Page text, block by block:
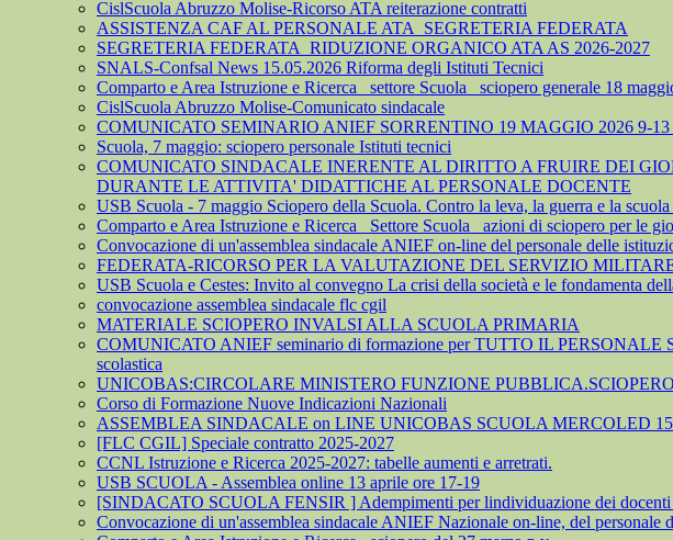
CislScuola Abruzzo Molise-Ricorso ATA reiterazione contratti
ASSISTENZA CAF AL PERSONALE ATA_SEGRETERIA FEDERATA
SEGRETERIA FEDERATA_RIDUZIONE ORGANICO ATA AS 2026-2027
SNALS-Confsal News 15.05.2026 Riforma degli Istituti Tecnici
Comparto e Area Istruzione e Ricerca_ settore Scuola_ sciopero generale 18
CislScuola Abruzzo Molise-Comunicato sindacale
COMUNICATO SEMINARIO ANIEF SORRENTINO 19 MAGGIO 2026 9-
Scuola, 7 maggio: sciopero personale Istituti tecnici
COMUNICATO SINDACALE INERENTE AL DIRITTO A FRUIRE DEI
DURANTE LE ATTIVITA' DIDATTICHE AL PERSONALE DOCENTE
USB Scuola - 7 maggio Sciopero della Scuola. Contro la leva, la guerra e la
Comparto e Area Istruzione e Ricerca_ Settore Scuola_ azioni di sciopero per le
Convocazione di un'assemblea sindacale ANIEF on-line del personale delle
FEDERATA-RICORSO PER LA VALUTAZIONE DEL SERVIZIO
USB Scuola e Cestes: Invito al convegno La crisi della società e le fondamenta
convocazione assemblea sindacale flc cgil
MATERIALE SCIOPERO INVALSI ALLA SCUOLA PRIMARIA
COMUNICATO ANIEF seminario di formazione per TUTTO IL
scolastica
UNICOBAS:CIRCOLARE MINISTERO FUNZIONE
Corso di Formazione Nuove Indicazioni Nazionali
ASSEMBLEA SINDACALE on LINE UNICOBAS SCUOLA MERCOLED 15
[FLC CGIL] Speciale contratto 2025-2027
CCNL Istruzione e Ricerca 2025-2027: tabelle aumenti e arretrati.
USB SCUOLA - Assemblea online 13 aprile ore 17-19
[SINDACATO SCUOLA FENSIR ] Adempimenti per lindividuazione dei docenti
Convocazione di un'assemblea sindacale ANIEF Nazionale on-line, del